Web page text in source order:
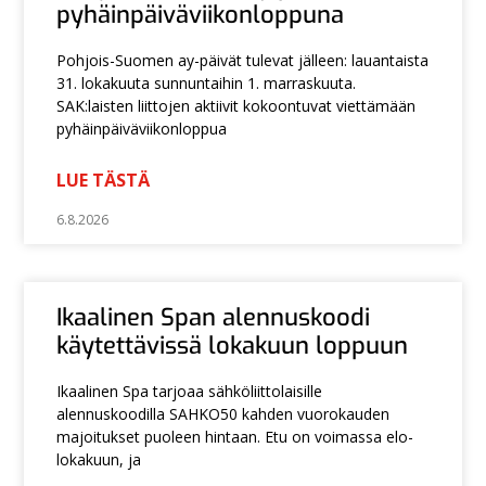
pyhäinpäiväviikonloppuna
Pohjois-Suomen ay-päivät tulevat jälleen: lauantaista
31. lokakuuta sunnuntaihin 1. marraskuuta.
SAK:laisten liittojen aktiivit kokoontuvat viettämään
pyhäinpäiväviikonloppua
LUE TÄSTÄ
6.8.2026
Ikaalinen Span alennuskoodi
käytettävissä lokakuun loppuun
Ikaalinen Spa tarjoaa sähköliittolaisille
alennuskoodilla SAHKO50 kahden vuorokauden
majoitukset puoleen hintaan. Etu on voimassa elo-
lokakuun, ja